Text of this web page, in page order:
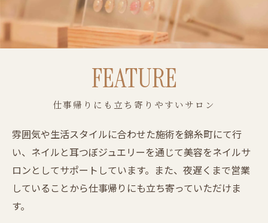
FEATURE
仕事帰りにも立ち寄りやすいサロン
雰囲気や生活スタイルに合わせた施術を錦糸町にて行
い、ネイルと耳つぼジュエリーを通じて美容をネイルサ
ロンとしてサポートしています。また、夜遅くまで営業
していることから仕事帰りにも立ち寄っていただけま
す。